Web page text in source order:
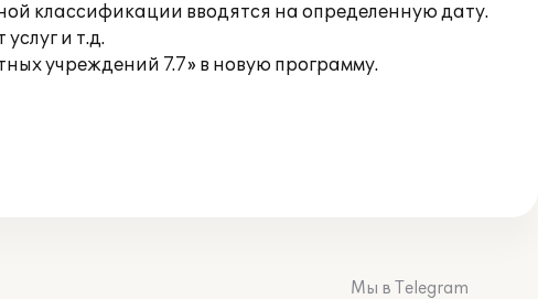
классификации вводятся на определенную дату.
и т.д.
учреждений 7.7» в новую программу.
Мы в Telegram